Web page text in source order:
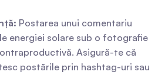
Postarea unui comentariu
energiei solare sub o fotografie
Asigură-te că
postările prin hashtag-uri sau